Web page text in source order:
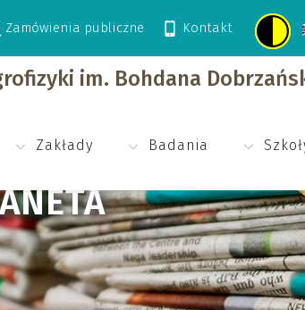
Zamówienia publiczne Kontakt
im. Bohdana
Zakłady Badania